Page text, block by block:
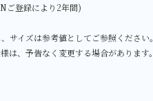
ご登録により2年間)
サイズは参考値としてご参照ください。
は、予告なく変更する場合があります。